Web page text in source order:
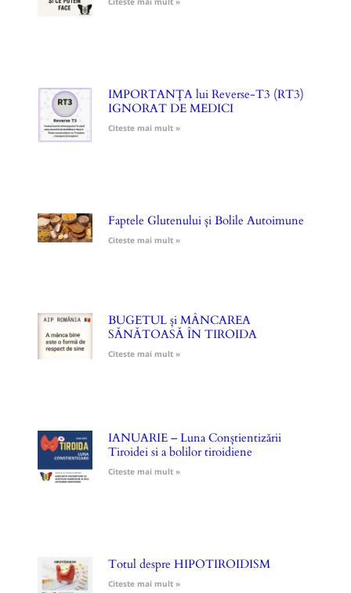
IMPORTANȚA lui Reverse-T3 (RT3)
IGNORAT DE MEDICI
Citeste mai mult »
Faptele Glutenului și Bolile Autoimune
Citeste mai mult »
BUGETUL și MÂNCAREA
SĂNĂTOASĂ ÎN TIROIDA
Citeste mai mult »
IANUARIE – Luna Conștientizării
Tiroidei si a bolilor tiroidiene
Citeste mai mult »
Totul despre HIPOTIROIDISM
Citeste mai mult »